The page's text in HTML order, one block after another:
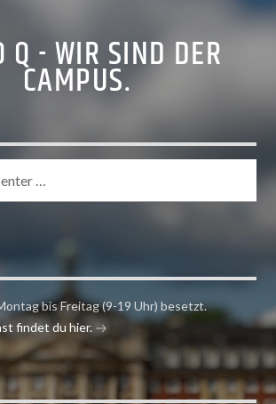
Q - WIR SIND DER
CAMPUS.
bis Freitag (9-19 Uhr) besetzt.
findet du hier.